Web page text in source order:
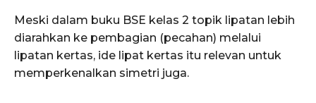
Meski dalam buku BSE kelas 2 topik lipatan lebih
diarahkan ke pembagian (pecahan) melalui
lipatan kertas, ide lipat kertas itu relevan untuk
memperkenalkan simetri juga.